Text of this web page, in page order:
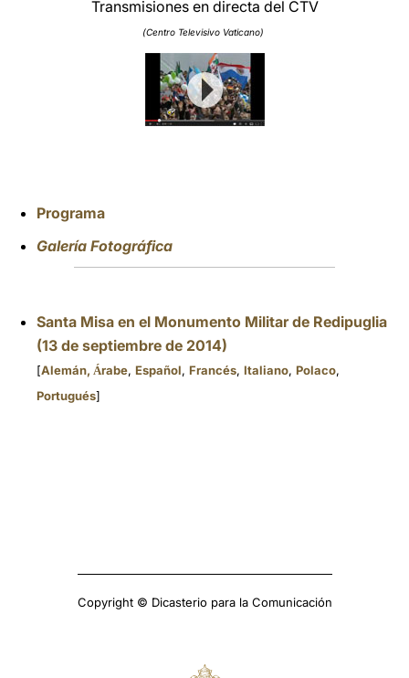
Transmisiones en directa del CTV
(Centro Televisivo Vaticano)
Programa
Galería Fotográfica
Santa Misa en el Monumento Militar de Redipuglia
(13 de septiembre de 2014)
[Alemán, Árabe, Español, Francés, Italiano, Polaco,
Portugués]
Copyright © Dicasterio para la Comunicación